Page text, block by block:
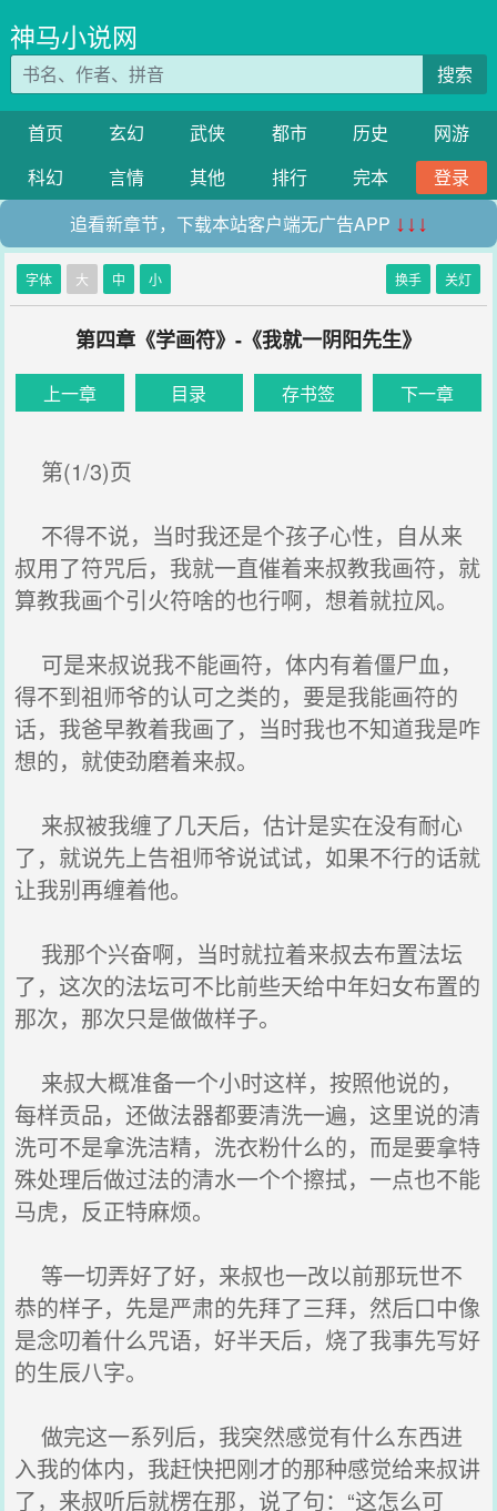
神马小说网
搜索
首页 玄幻 武侠 都市 历史
网游
科幻
言情 其他 排行 完本
登录
追看新章节，下载本站客户端无广告APP ↓↓↓
字体 大 中 小 换手 关灯
第四章《学画符》-《我就一阴阳先生》
上一章 目录 存书签 下一章
第(1/3)页
不得不说，当时我还是个孩子心性，自从来
叔用了符咒后，我就一直催着来叔教我画符，就
算教我画个引火符啥的也行啊，想着就拉风。
可是来叔说我不能画符，体内有着僵尸血，
得不到祖师爷的认可之类的，要是我能画符的
话，我爸早教着我画了，当时我也不知道我是咋
想的，就使劲磨着来叔。
来叔被我缠了几天后，估计是实在没有耐心
了，就说先上告祖师爷说试试，如果不行的话就
让我别再缠着他。
我那个兴奋啊，当时就拉着来叔去布置法坛
了，这次的法坛可不比前些天给中年妇女布置的
那次，那次只是做做样子。
来叔大概准备一个小时这样，按照他说的，
每样贡品，还做法器都要清洗一遍，这里说的清
洗可不是拿洗洁精，洗衣粉什么的，而是要拿特
殊处理后做过法的清水一个个擦拭，一点也不能
马虎，反正特麻烦。
等一切弄好了好，来叔也一改以前那玩世不
恭的样子，先是严肃的先拜了三拜，然后口中像
是念叨着什么咒语，好半天后，烧了我事先写好
的生辰八字。
做完这一系列后，我突然感觉有什么东西进
入我的体内，我赶快把刚才的那种感觉给来叔讲
了，来叔听后就楞在那，说了句：“这怎么可